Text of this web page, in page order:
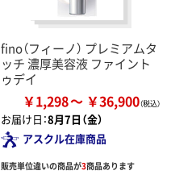
fino（フィーノ） プレミアムタ
ッチ 濃厚美容液 ファイント
ゥデイ
￥1,298 ￥36,900
お届け日：8月7日（金）
アスクル在庫商品
販売単位違いの商品が3商品あります